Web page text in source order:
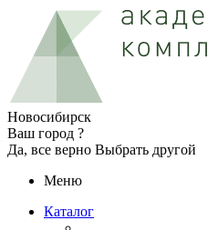
Новосибирск
Ваш город ?
Да, все верно Выбрать другой
Меню
Каталог